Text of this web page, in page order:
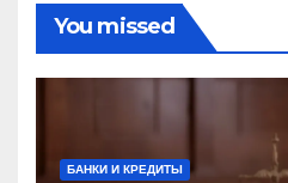
You missed
БАНКИ И КРЕДИТЫ